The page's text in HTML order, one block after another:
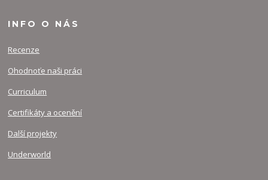
INFO O NÁS
Recenze
Ohodnoťe naši práci
Curriculum
Certifikáty a ocenění
Další projekty
Underworld